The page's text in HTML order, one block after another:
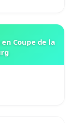
Coupe de la